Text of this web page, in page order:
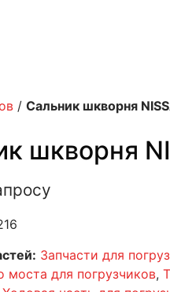
/ Сальник шкворня
шкворня
Запчасти для
моста для погрузчиков,